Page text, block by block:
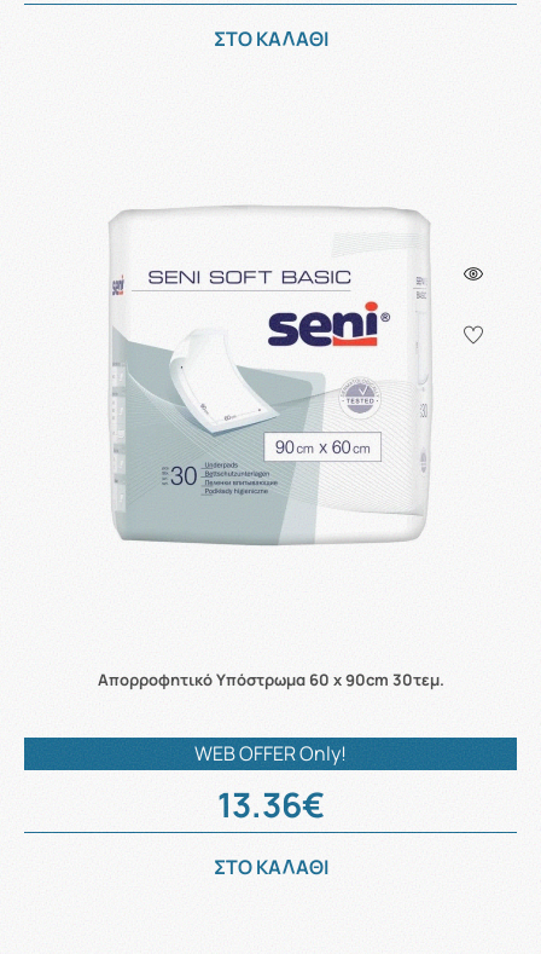
ΣΤΟ ΚΑΛΑΘΙ
Απορροφητικό Υπόστρωμα 60 x 90cm 30τεμ.
WEB OFFER Only!
13.36€
ΣΤΟ ΚΑΛΑΘΙ